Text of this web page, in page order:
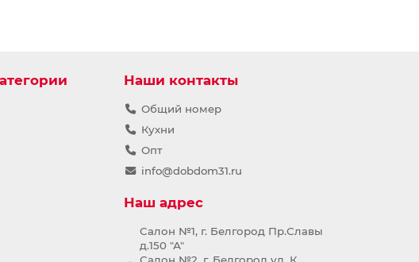
Наши контакты
Общий номер
Кухни
Опт
info@dobdom31.ru
Наш адрес
Салон №1, г. Белгород Пр.Славы
д.150 "А"